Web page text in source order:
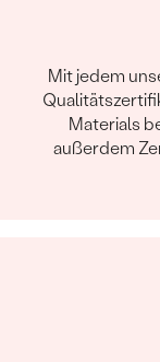
Mit jedem
Materials
außerdem